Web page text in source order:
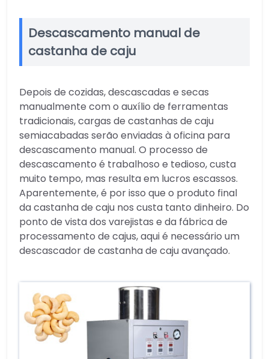
Descascamento manual de
castanha de caju
Depois de cozidas, descascadas e secas
manualmente com o auxílio de ferramentas
tradicionais, cargas de castanhas de caju
semiacabadas serão enviadas à oficina para
descascamento manual. O processo de
descascamento é trabalhoso e tedioso, custa
muito tempo, mas resulta em lucros escassos.
Aparentemente, é por isso que o produto final
da castanha de caju nos custa tanto dinheiro. Do
ponto de vista dos varejistas e da fábrica de
processamento de cajus, aqui é necessário um
descascador de castanha de caju avançado.